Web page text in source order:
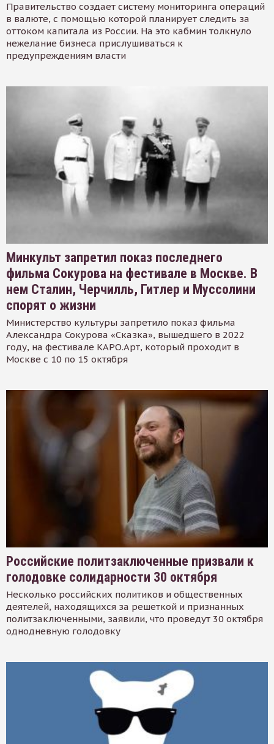
Правительство создает систему мониторинга операций
в валюте, с помощью которой планирует следить за
оттоком капитала из России. На это кабмин толкнуло
нежелание бизнеса прислушиваться к
предупреждениям власти
Минкульт запретил показ последнего
фильма Сокурова на фестивале в Москве. В
нем Сталин, Черчилль, Гитлер и Муссолини
спорят о жизни
Министерство культуры запретило показ фильма
Александра Сокурова «Сказка», вышедшего в 2022
году, на фестивале КАРО.Арт, который проходит в
Москве с 10 по 15 октября
Российские политзаключенные призвали к
голодовке солидарности 30 октября
Несколько российских политиков и общественных
деятелей, находящихся за решеткой и признанных
политзаключенными, заявили, что проведут 30 октября
однодневную голодовку